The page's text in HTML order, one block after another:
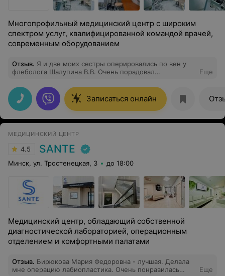
Многопрофильный медицинский центр с широким
спектром услуг, квалифицированной командой врачей,
современным оборудованием
Отзыв. Я и две моих сестры оперировались по вен у
флеболога Шалупина В.В. Очень порадовал
операции ноги обрели новую жизнь хотя мы
побаивались ее делать. Хочу выразить огромную
благодарность Василию Владимировичу за его золотые
руки. Всем рекомендую
Еще
Записаться онлайн
МЕДИЦИНСКИЙ ЦЕНТР
4.5 SANTE
Минск, ул. Тростенецкая, 3 до 18:00
Медицинский центр, обладающий собственной
диагностической лабораторией, операционным
отделением и комфортными палатами
Отзыв. Бирюкова Мария Федоровна - лучшая. Делала
мне операцию лабиопластика. Очень понравилась
Еще